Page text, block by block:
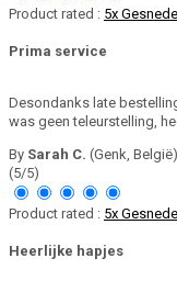
Product rated : 5x
Prima service
Desondanks late
was geen teleurstelling,
By Sarah C. (Genk,
(5/5)
Product rated : 5x
Heerlijke hapjes